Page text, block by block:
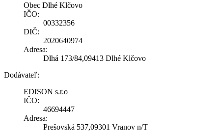
Obec Dlhé Klčovo
IČO:
00332356
DIČ:
2020640974
Adresa:
Dlhá 173/84,09413 Dlhé Klčovo
Dodávateľ:
EDISON s.r.o
IČO:
46694447
Adresa:
Prešovská 537,09301 Vranov n/T